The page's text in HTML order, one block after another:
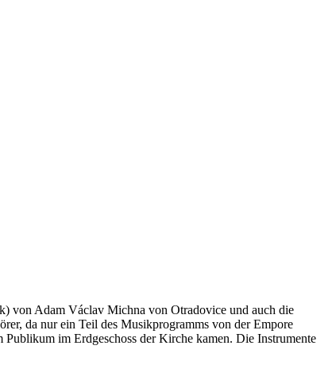
von Adam Václav Michna von Otradovice und auch die
da nur ein Teil des Musikprogramms von der Empore
im Erdgeschoss der Kirche kamen. Die Instrumente